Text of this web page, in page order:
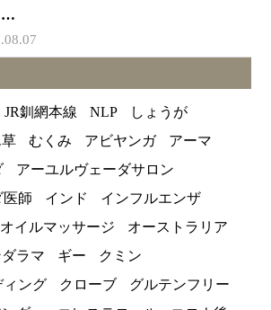
JR釧網本線 NLP
しょうが
むくみ アビヤンガ
アーマ
アーユルヴェーダサロン
医師
インド
インフルエンザ
オイルマッサージ
オーストラリア
ラマ ギー
クミン
ィング
クローブ
グルテンフリー